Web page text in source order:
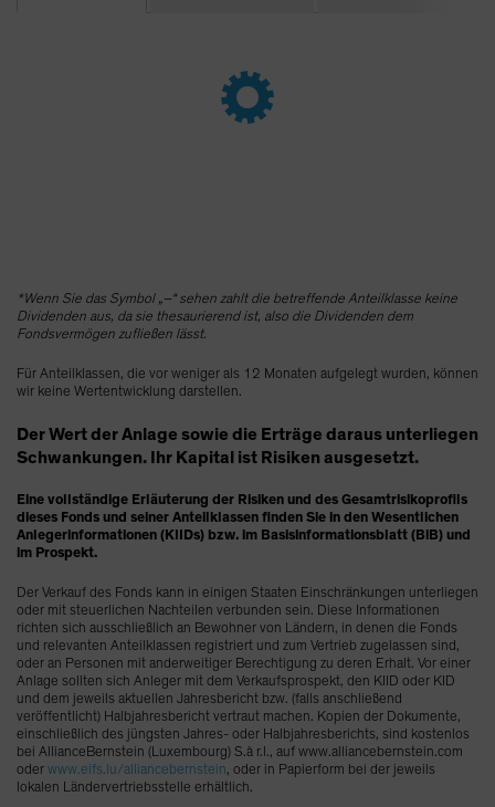
South Korea - 대한민국
US (Non-US Citizens/NRC)
*Wenn Sie das Symbol „–“ sehen zahlt die betreffende Anteilklasse keine
Dividenden aus, da sie thesaurierend ist, also die Dividenden dem
Fondsvermögen zufließen lässt.
Für Anteilklassen, die vor weniger als 12 Monaten aufgelegt wurden, können
wir keine Wertentwicklung darstellen.
Der Wert der Anlage sowie die Erträge daraus unterliegen
Schwankungen. Ihr Kapital ist Risiken ausgesetzt.
Eine vollständige Erläuterung der Risiken und des Gesamtrisikoprofils
dieses Fonds und seiner Anteilklassen finden Sie in den Wesentlichen
Anlegerinformationen (KIIDs) bzw. im Basisinformationsblatt (BiB) und
im Prospekt.
Der Verkauf des Fonds kann in einigen Staaten Einschränkungen unterliegen
oder mit steuerlichen Nachteilen verbunden sein. Diese Informationen
richten sich ausschließlich an Bewohner von Ländern, in denen die Fonds
und relevanten Anteilklassen registriert und zum Vertrieb zugelassen sind,
oder an Personen mit anderweitiger Berechtigung zu deren Erhalt. Vor einer
Anlage sollten sich Anleger mit dem Verkaufsprospekt, den KIID oder KID
und dem jeweils aktuellen Jahresbericht bzw. (falls anschließend
veröffentlicht) Halbjahresbericht vertraut machen. Kopien der Dokumente,
einschließlich des jüngsten Jahres- oder Halbjahresberichts, sind kostenlos
bei AllianceBernstein (Luxembourg) S.à r.l., auf www.alliancebernstein.com
oder www.eifs.lu/alliancebernstein, oder in Papierform bei der jeweils
lokalen Ländervertriebsstelle erhältlich.